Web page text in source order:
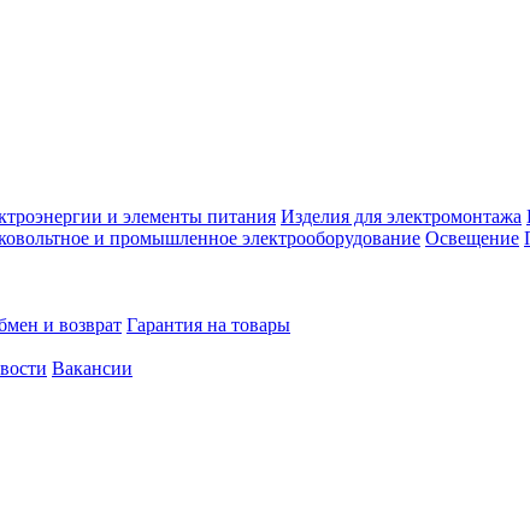
и элементы питания Изделия для электромонтажа
и промышленное электрооборудование Освещение
и возврат Гарантия на товары
Вакансии